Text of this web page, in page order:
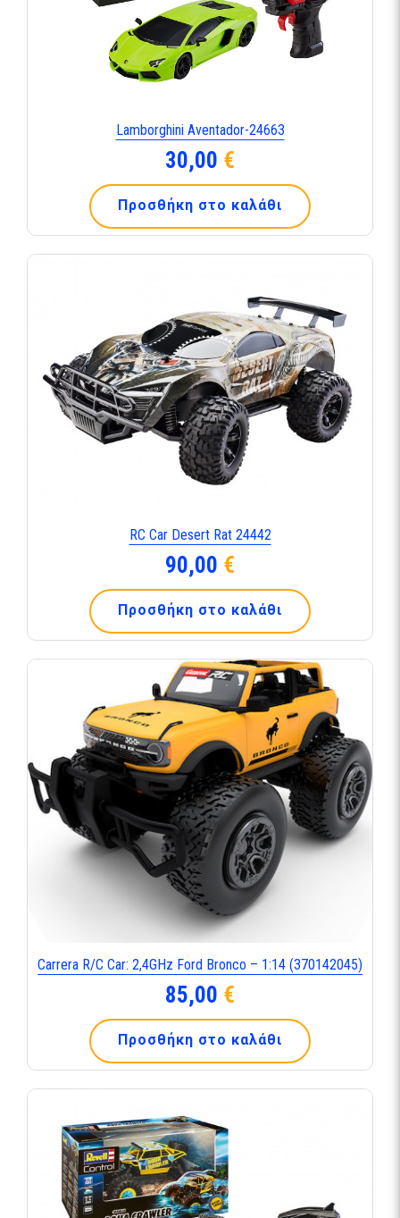
Lamborghini Aventador-24663
30,00 €
Προσθήκη στο καλάθι
RC Car Desert Rat 24442
90,00 €
Προσθήκη στο καλάθι
Carrera R/C Car: 2,4GHz Ford Bronco – 1:14 (370142045)
85,00 €
Προσθήκη στο καλάθι